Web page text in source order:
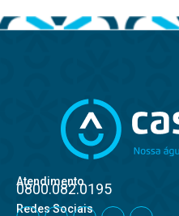
Atendimento
0800.082.0195
Redes Sociais